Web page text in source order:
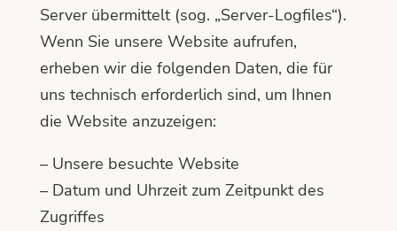
Server übermittelt (sog. „Server-Logfiles“).
Wenn Sie unsere Website aufrufen,
erheben wir die folgenden Daten, die für
uns technisch erforderlich sind, um Ihnen
die Website anzuzeigen:
– Unsere besuchte Website
– Datum und Uhrzeit zum Zeitpunkt des
Zugriffes